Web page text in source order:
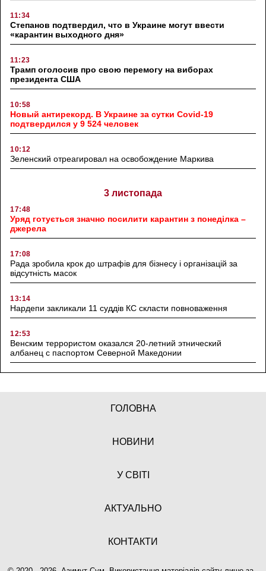
11:34
Степанов подтвердил, что в Украине могут ввести
«карантин выходного дня»
11:23
Трамп оголосив про свою перемогу на виборах
президента США
10:58
Новый антирекорд. В Украине за сутки Covid-19
подтвердился у 9 524 человек
10:12
Зеленский отреагировал на освобождение Маркива
3 листопада
17:48
Уряд готується значно посилити карантин з понеділка –
джерела
17:08
Рада зробила крок до штрафів для бізнесу і організацій за
відсутність масок
13:14
Нардепи закликали 11 суддів КС скласти повноваження
12:53
Венским террористом оказался 20-летний этнический
албанец с паспортом Северной Македонии
ГОЛОВНА
НОВИНИ
У СВІТІ
АКТУАЛЬНО
КОНТАКТИ